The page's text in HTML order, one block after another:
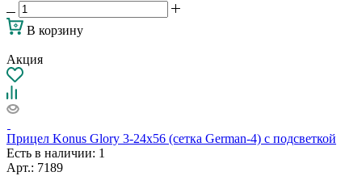
В корзину
Акция
Прицел Konus Glory 3-24x56 (сетка German-4) с подсветкой
Есть в наличии: 1
Арт.: 7189